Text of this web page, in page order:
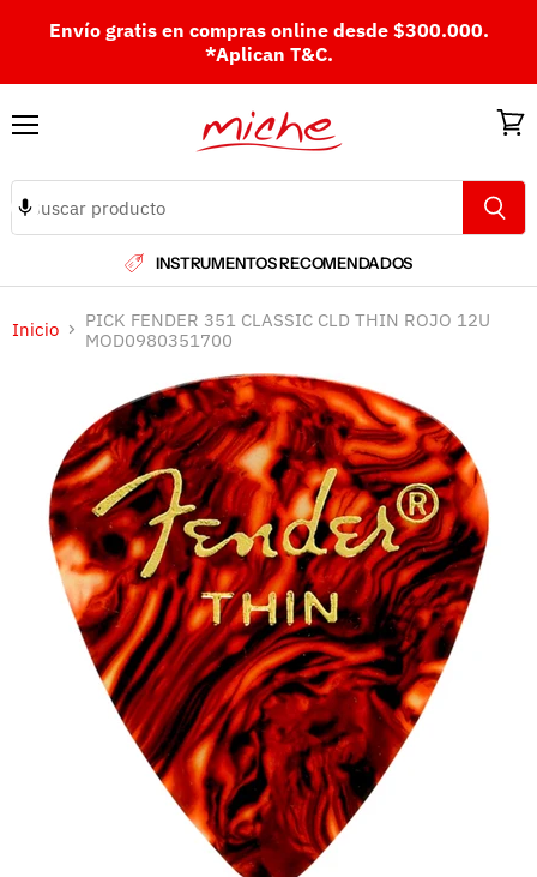
Envío gratis en compras online desde $300.000.
*Aplican T&C.
INSTRUMENTOS RECOMENDADOS
Inicio
PICK FENDER 351 CLASSIC CLD THIN ROJO 12U
MOD0980351700